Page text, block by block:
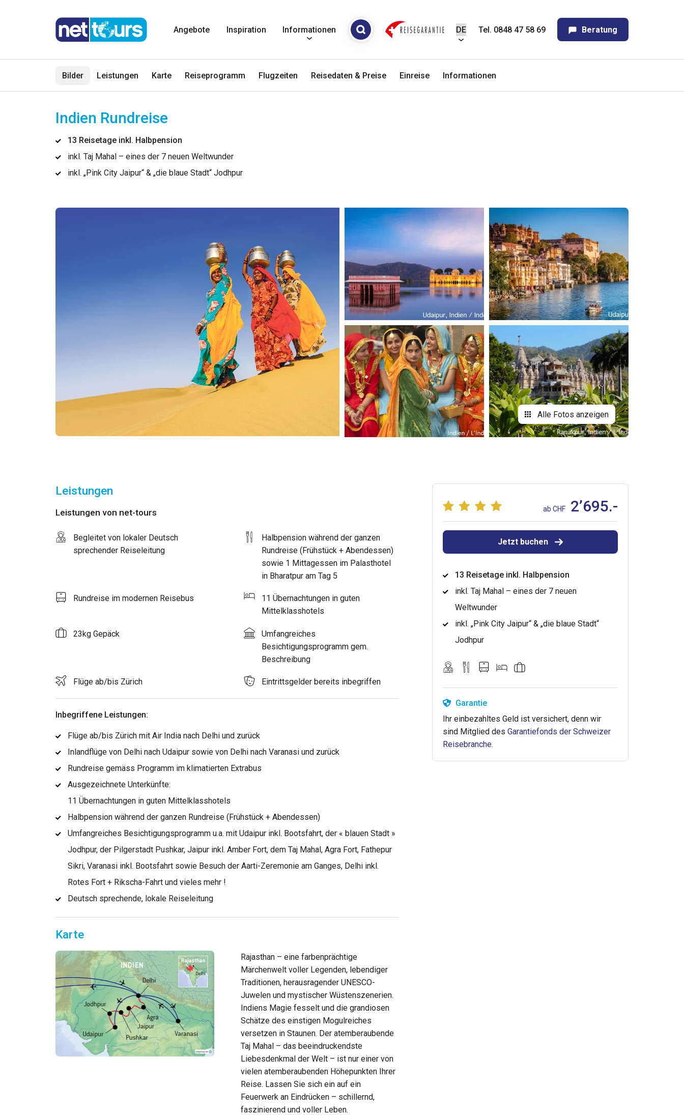
Angebote Inspiration Informationen Tel. 0848 47 58 69 Beratung
Bilder Leistungen Karte Reiseprogramm Flugzeiten Reisedaten & Preise Einreise Informationen
Indien Rundreise
13 Reisetage inkl. Halbpension
inkl. Taj Mahal – eines der 7 neuen Weltwunder
inkl. „Pink City Jaipur“ & „die blaue Stadt“ Jodhpur
Alle Fotos anzeigen
Leistungen
Leistungen von net-tours
Begleitet von lokaler Deutsch
sprechender Reiseleitung
Halbpension während der ganzen
Rundreise (Frühstück + Abendessen)
sowie 1 Mittagessen im Palasthotel
in Bharatpur am Tag 5
Rundreise im modernen Reisebus
11 Übernachtungen in guten
Mittelklasshotels
23kg Gepäck
Umfangreiches
Besichtigungsprogramm gem.
Beschreibung
Flüge ab/bis Zürich Eintrittsgelder bereits inbegriffen
Inbegriffene Leistungen:
Flüge ab/bis Zürich mit Air India nach Delhi und zurück
Inlandflüge von Delhi nach Udaipur sowie von Delhi nach Varanasi und zurück
Rundreise gemäss Programm im klimatierten Extrabus
Ausgezeichnete Unterkünfte:
11 Übernachtungen in guten Mittelklasshotels
Halbpension während der ganzen Rundreise (Frühstück + Abendessen)
Umfangreiches Besichtigungsprogramm u.a. mit Udaipur inkl. Bootsfahrt, der « blauen Stadt »
Jodhpur, der Pilgerstadt Pushkar, Jaipur inkl. Amber Fort, dem Taj Mahal, Agra Fort, Fathepur
Sikri, Varanasi inkl. Bootsfahrt sowie Besuch der Aarti-Zeremonie am Ganges, Delhi inkl.
Rotes Fort + Rikscha-Fahrt und vieles mehr !
Deutsch sprechende, lokale Reiseleitung
Karte
Rajasthan – eine farbenprächtige
Märchenwelt voller Legenden, lebendiger
Traditionen, herausragender UNESCO-
Juwelen und mystischer Wüstenszenerien.
Indiens Magie fesselt und die grandiosen
Schätze des einstigen Mogulreiches
versetzen in Staunen. Der atemberaubende
Taj Mahal – das beeindruckendste
Liebesdenkmal der Welt – ist nur einer von
vielen atemberaubenden Höhepunkten Ihrer
Reise. Lassen Sie sich ein auf ein
Feuerwerk an Eindrücken – schillernd,
faszinierend und voller Leben.
ab CHF 2’695.-
Jetzt buchen
13 Reisetage inkl. Halbpension
inkl. Taj Mahal – eines der 7 neuen
Weltwunder
inkl. „Pink City Jaipur“ & „die blaue Stadt“
Jodhpur
Garantie
Ihr einbezahltes Geld ist versichert, denn wir
sind Mitglied des Garantiefonds der Schweizer
Reisebranche.